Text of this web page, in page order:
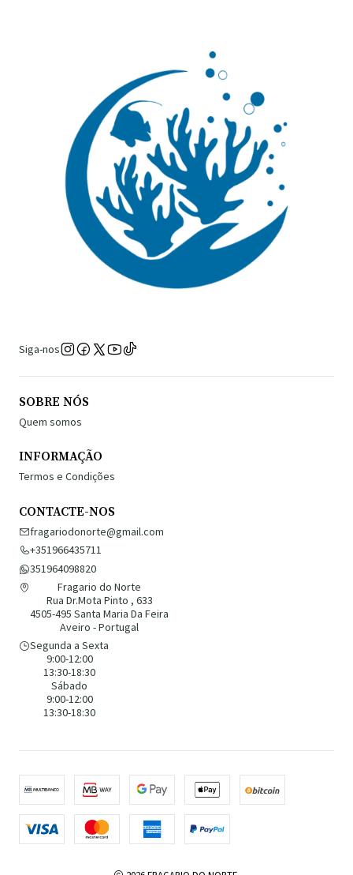
Siga-nos
SOBRE NÓS
Quem somos
INFORMAÇÃO
Termos e Condições
CONTACTE-NOS
fragariodonorte@gmail.com
+351966435711
351964098820
Fragario do Norte
Rua Dr.Mota Pinto , 633
4505-495 Santa Maria Da Feira
Aveiro - Portugal
Segunda a Sexta
9:00-12:00
13:30-18:30
Sábado
9:00-12:00
13:30-18:30